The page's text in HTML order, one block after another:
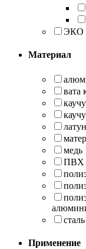
ЭКО
Материал
вата
медь
ПВХ
Применение